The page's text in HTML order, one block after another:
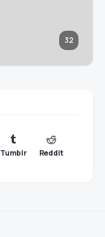
32
Tumblr Reddit